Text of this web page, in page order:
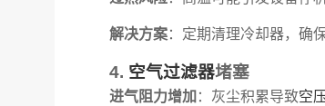
解决方案：定期清理冷却器，确
4. 空气过滤器堵塞
进气阻力增加 ：灰尘积累导致空